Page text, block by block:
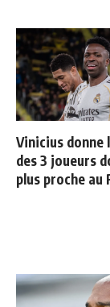
Vinicius donne
des 3 joueurs
plus proche au